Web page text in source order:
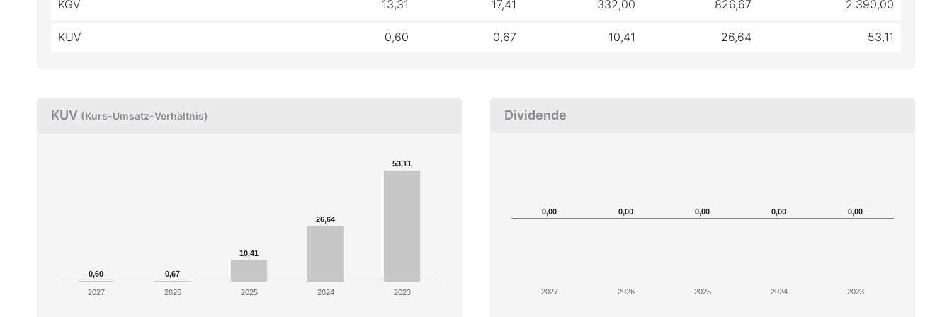
KGV 13,31 17,41 332,00 826,67 2.390,00
KUV 0,60 0,67 10,41 26,64 53,11
KUV (Kurs-Umsatz-Verhältnis)
0,60 0,67
10,41
26,64
53,11
2027 2026 2025 2024 2023
Dividende
0,00 0,00 0,00 0,00 0,00
2027 2026 2025 2024 2023